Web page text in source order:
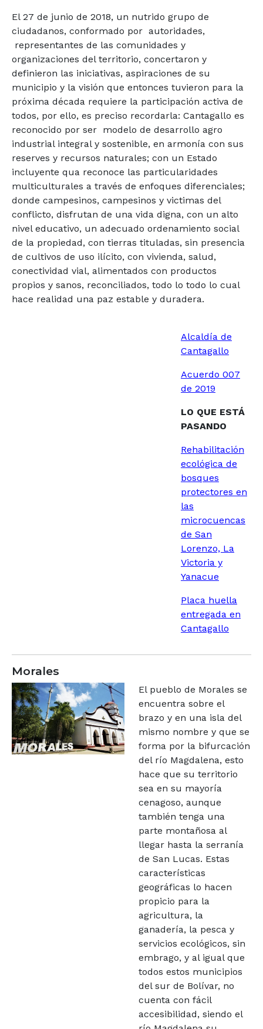
El 27 de junio de 2018, un nutrido grupo de
ciudadanos, conformado por autoridades,
representantes de las comunidades y
organizaciones del territorio, concertaron y
definieron las iniciativas, aspiraciones de su
municipio y la visión que entonces tuvieron para la
próxima década requiere la participación activa de
todos, por ello, es preciso recordarla: Cantagallo es
reconocido por ser modelo de desarrollo agro
industrial integral y sostenible, en armonía con sus
reserves y recursos naturales; con un Estado
incluyente qua reconoce las particularidades
multiculturales a través de enfoques diferenciales;
donde campesinos, campesinos y victimas del
conflicto, disfrutan de una vida digna, con un alto
nivel educativo, un adecuado ordenamiento social
de la propiedad, con tierras tituladas, sin presencia
de cultivos de uso ilícito, con vivienda, salud,
conectividad vial, alimentados con productos
propios y sanos, reconciliados, todo lo todo lo cual
hace realidad una paz estable y duradera.
Alcaldía de
Cantagallo
Acuerdo 007
de 2019
LO QUE ESTÁ
PASANDO
Rehabilitación
ecológica de
bosques
protectores en
las
microcuencas
de San
Lorenzo, La
Victoria y
Yanacue
Placa huella
entregada en
Cantagallo
Morales
El pueblo de Morales se
encuentra sobre el
brazo y en una isla del
mismo nombre y que se
forma por la bifurcación
del río Magdalena, esto
hace que su territorio
sea en su mayoría
cenagoso, aunque
también tenga una
parte montañosa al
llegar hasta la serranía
de San Lucas. Estas
características
geográficas lo hacen
propicio para la
agricultura, la
ganadería, la pesca y
servicios ecológicos, sin
embrago, y al igual que
todos estos municipios
del sur de Bolívar, no
cuenta con fácil
accesibilidad, siendo el